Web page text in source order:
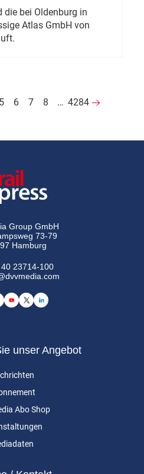
bei Oldenburg in
Atlas GmbH von
5 6 7 8 … 4284
Group GmbH
73-79
Hamburg
23714-100
unser Angebot
Abo Shop